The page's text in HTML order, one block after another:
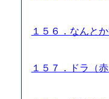
１５６．なんと
１５７．ドラ（